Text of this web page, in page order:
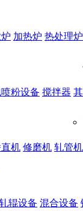
加热炉 热处理炉
粉设备 搅拌器
机 修磨机 轧管机
辊设备 混合设备